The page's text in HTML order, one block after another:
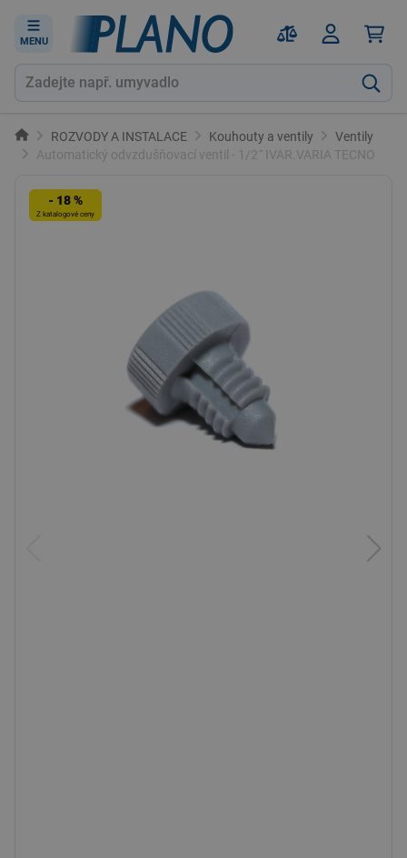
MENU
ROZVODY A INSTALACE Kouhouty a ventily
Ventily
Automatický odvzdušňovací ventil - 1/2˝ IVAR.VARIA TECNO
- 18 %
Z katalogové ceny